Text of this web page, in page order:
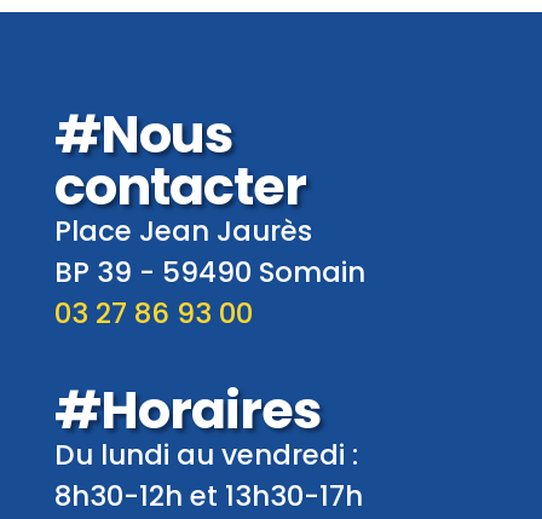
#Nous
contacter
Place Jean Jaurès
BP 39 - 59490 Somain
03 27 86 93 00
#Horaires
Du lundi au vendredi :
8h30-12h et 13h30-17h